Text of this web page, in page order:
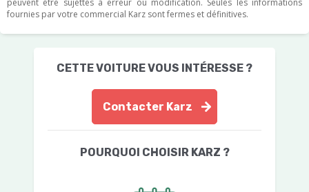
peuvent être sujettes à erreur ou modification. Seules les informations
fournies par votre commercial Karz sont fermes et définitives.
CETTE VOITURE VOUS INTÉRESSE ?
Contacter Karz
POURQUOI CHOISIR KARZ ?